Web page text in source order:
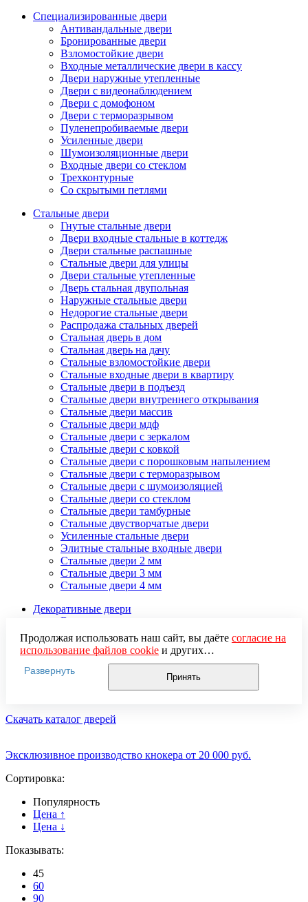
Специализированные двери
Антивандальные двери
Бронированные двери
Взломостойкие двери
Входные металлические двери в кассу
Двери наружные утепленные
Двери с видеонаблюдением
Двери с домофоном
Двери с терморазрывом
Пуленепробиваемые двери
Усиленные двери
Шумоизоляционные двери
Входные двери со стеклом
Трехконтурные
Со скрытыми петлями
Стальные двери
Гнутые стальные двери
Двери входные стальные в коттедж
Двери стальные распашные
Стальные двери для улицы
Двери стальные утепленные
Дверь стальная двупольная
Наружные стальные двери
Недорогие стальные двери
Распродажа стальных дверей
Стальная дверь в дом
Стальная дверь на дачу
Стальные взломостойкие двери
Стальные входные двери в квартиру
Стальные двери в подъезд
Стальные двери внутреннего открывания
Стальные двери массив
Стальные двери мдф
Стальные двери с зеркалом
Стальные двери с ковкой
Стальные двери с порошковым напылением
Стальные двери с терморазрывом
Стальные двери с шумоизоляцией
Стальные двери со стеклом
Стальные двери тамбурные
Стальные двустворчатые двери
Усиленные стальные двери
Элитные стальные входные двери
Стальные двери 2 мм
Стальные двери 3 мм
Стальные двери 4 мм
Декоративные двери
Витражные двери
С ковкой
С ковкой и стеклом
Входные металлические двери с фотопечатью
Двери входные с зеркалом
Двери с терморазрывом с ковкой
Скачать каталог дверей
Эксклюзивное производство кнокера от 20 000 руб.
Сортировка:
Популярность
Цена ↑
Цена ↓
Показывать:
45
60
90
Продолжая использовать наш сайт, вы даёте согласие на
использование файлов cookieи других
пользовательских данных (включая IP-адрес, сведения о
местоположении, устройстве, действиях на сайте и т. п.)
для функционирования сайта, проведения
Яндекс.Метрика), в соответствии с нашей
Если вы не хотите, чтобы ваши данные обрабатывались,
настройте ограничения в браузере или покиньте сайт.
Развернуть
Принять